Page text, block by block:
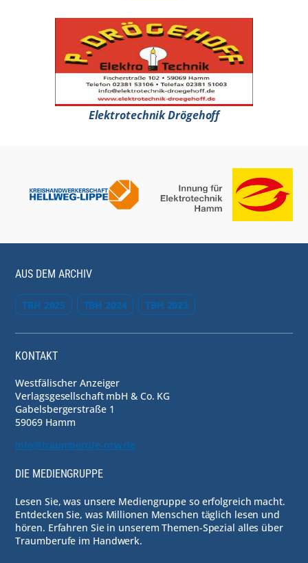
Elektrotechnik Drögehoff
AUS DEM ARCHIV
TBH 2025 TBH 2024 TBH 2023
KONTAKT
Westfälischer Anzeiger
Verlagsgesellschaft mbH & Co. KG
Gabelsbergerstraße 1
59069 Hamm
info@traumberufe-nrw.de
DIE MEDIENGRUPPE
Lesen Sie, was unsere Mediengruppe so erfolgreich macht.
Entdecken Sie, was Millionen Menschen täglich lesen und
hören. Erfahren Sie in unserem Themen-Spezial alles über
Traumberufe im Handwerk.